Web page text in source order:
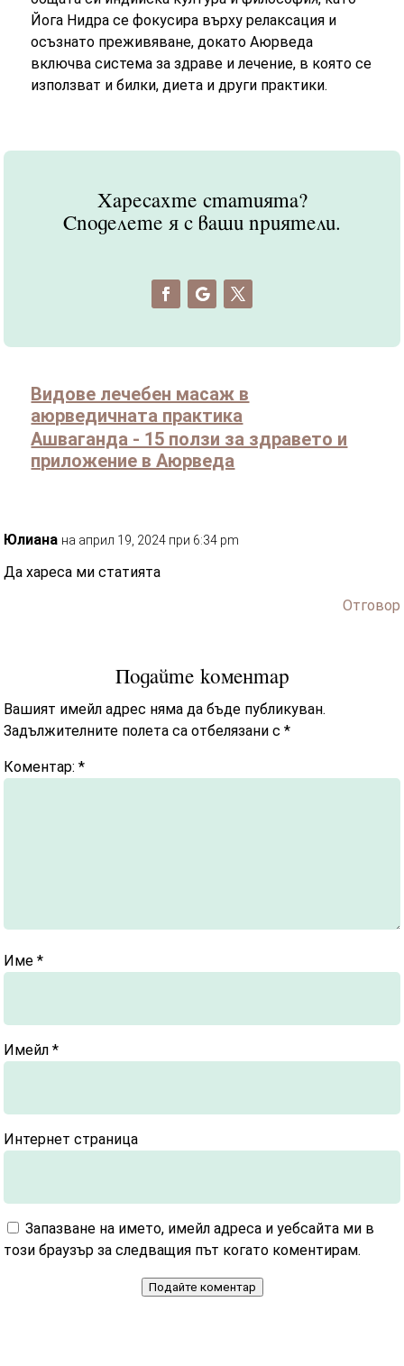
Йога Нидра се фокусира върху релаксация и
осъзнато преживяване, докато Аюрведа
включва система за здраве и лечение, в която се
използват и билки, диета и други практики.
Харесахте статията?
Споделете я с ваши приятели.
Видове лечебен масаж в
аюрведичната практика
Ашваганда - 15 ползи за здравето и
приложение в Аюрведа
Юлиана на април 19, 2024 при 6:34 pm
Да хареса ми статията
Отговор
Подайте коментар
Вашият имейл адрес няма да бъде публикуван.
Задължителните полета са отбелязани с*
Коментар:*
Име*
Имейл*
Интернет страница
Запазване на името, имейл адреса и уебсайта ми в
този браузър за следващия път когато коментирам.
Подайте коментар